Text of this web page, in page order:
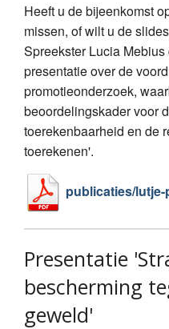
Heeft u de bijeenkomst
missen, of wilt u de
Spreekster Lucia
presentatie over de
promotieonderzoek,
beoordelingskader voor
toerekenbaarheid en de
toerekenen'.
publicaties/
Presentatie
bescherming
geweld'